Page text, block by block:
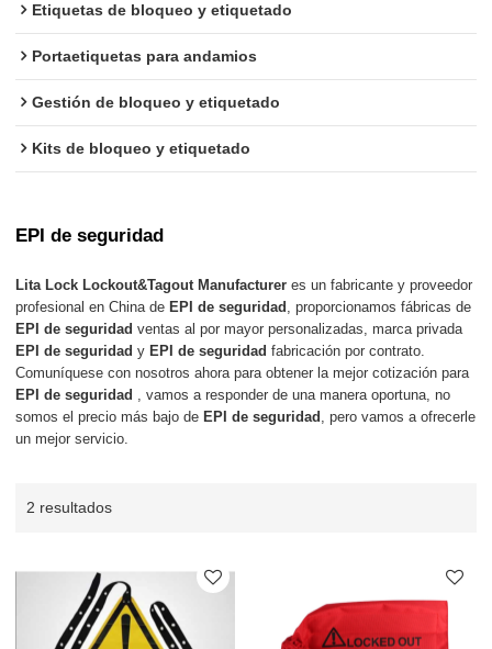
Etiquetas de bloqueo y etiquetado
Portaetiquetas para andamios
Gestión de bloqueo y etiquetado
Kits de bloqueo y etiquetado
EPI de seguridad
Lita Lock Lockout&Tagout Manufacturer es un fabricante y proveedor
profesional en China de EPI de seguridad
, proporcionamos fábricas de
EPI de seguridad ventas al por mayor personalizadas, marca privada
EPI de seguridad y EPI de seguridad fabricación por contrato.
Comuníquese con nosotros ahora para obtener la mejor cotización para
EPI de seguridad
, vamos a responder de una manera oportuna, no
somos el precio más bajo de EPI de seguridad
, pero vamos a ofrecerle
un mejor servicio.
2 resultados